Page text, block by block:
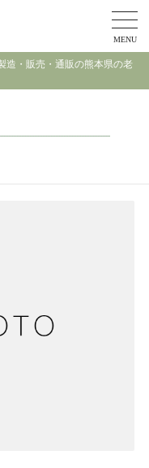
MENU
造・販売・通販の熊本県の老